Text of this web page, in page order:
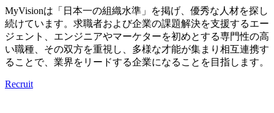
MyVisionは「日本一の組織水準」を掲げ、優秀な人材を探し
続けています。求職者および企業の課題解決を支援するエー
ジェント、エンジニアやマーケターを初めとする専門性の高
い職種、その双方を重視し、多様な才能が集まり相互連携す
ることで、業界をリードする企業になることを目指します。
Recruit